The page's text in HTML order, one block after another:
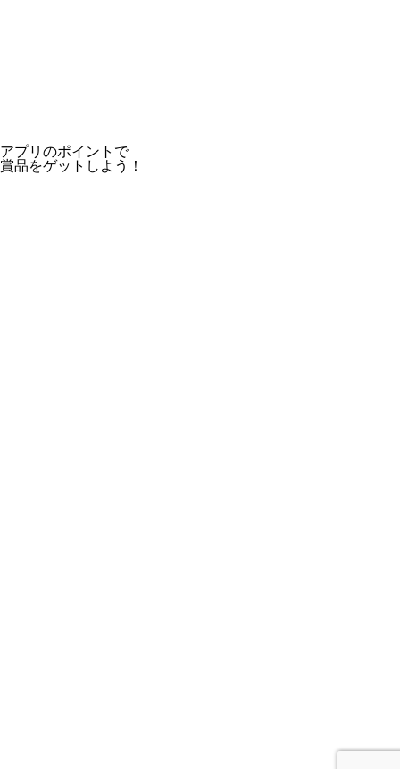
アプリのポイントで
賞品をゲットしよう！